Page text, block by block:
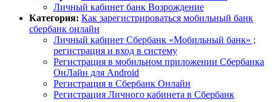
Личный кабинет банк Возрождение
Категория: Как зарегистрироваться мобильный банк
сбербанк онлайн
Личный кабинет Сбербанк «Мобильный банк» ;
регистрация и вход в систему
Регистрация в мобильном приложении Сбербанка
ОнЛайн для Android
Регистрация в Сбербанк Онлайн
Регистрация Личного кабинета в Сбербанк